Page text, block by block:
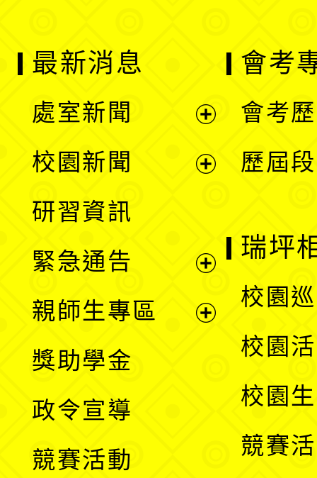
最新消息
處室新聞
單
校園新聞
選
單
研習資訊
緊急通告
親師生專區
獎助學金
政令宣導
競賽活動
會考
會考
歷屆
瑞坪
校園
校園
校園
競賽